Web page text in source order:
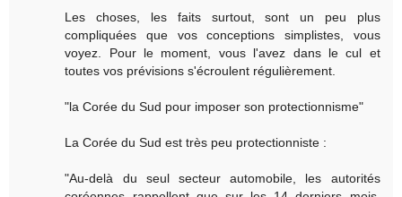
Les choses, les faits surtout, sont un peu plus
compliquées que vos conceptions simplistes, vous
voyez. Pour le moment, vous l'avez dans le cul et
toutes vos prévisions s'écroulent régulièrement.
"la Corée du Sud pour imposer son protectionnisme"
La Corée du Sud est très peu protectionniste :
"Au-delà du seul secteur automobile, les autorités